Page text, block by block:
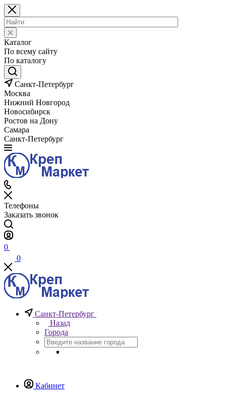
Каталог
По всему сайту
По каталогу
Санкт-Петербург
Москва
Нижний Новгород
Новосибирск
Ростов на Дону
Самара
Санкт-Петербург
Телефоны
Заказать звонок
0
0
Санкт-Петербург
Назад
Города
Кабинет